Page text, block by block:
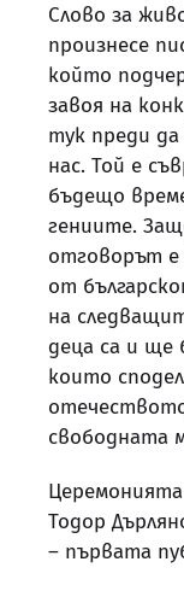
Слово за
произнесе
който
завоя на
тук преди
нас. Той е
бъдещо
гениите.
отговорът
от
на
деца са и ще
които
свободната
Тодор
– първата